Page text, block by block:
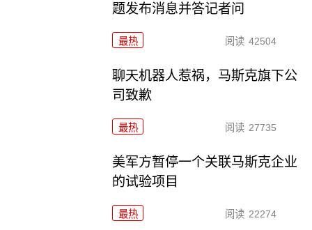
题发布消息并答记者问
最热 阅读 42504
聊天机器人惹祸，马斯克旗下公
司致歉
最热 阅读 27735
美军方暂停一个关联马斯克企业
的试验项目
最热 阅读 22274